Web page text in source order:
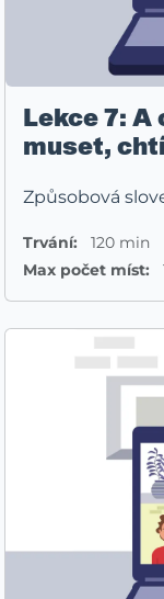
Lekce 7: A
muset,
Způsobová
Trvání: 120 min
Max počet míst: